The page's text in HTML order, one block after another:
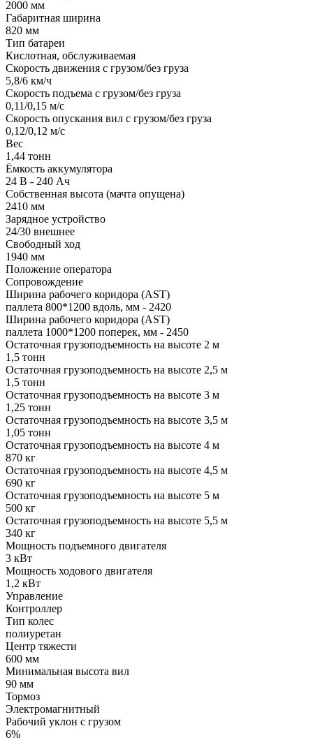
2000 мм
Габаритная ширина
820 мм
Тип батареи
Кислотная, обслуживаемая
Скорость движения с грузом/без груза
5,8/6 км/ч
Скорость подъема с грузом/без груза
0,11/0,15 м/с
Скорость опускания вил с грузом/без груза
0,12/0,12 м/с
Вес
1,44 тонн
Ёмкость аккумулятора
24 В - 240 Ач
Собственная высота (мачта опущена)
2410 мм
Зарядное устройство
24/30 внешнее
Свободный ход
1940 мм
Положение оператора
Сопровождение
Ширина рабочего коридора (AST)
паллета 800*1200 вдоль, мм - 2420
Ширина рабочего коридора (AST)
паллета 1000*1200 поперек, мм - 2450
Остаточная грузоподъемность на высоте 2 м
1,5 тонн
Остаточная грузоподъемность на высоте 2,5 м
1,5 тонн
Остаточная грузоподъемность на высоте 3 м
1,25 тонн
Остаточная грузоподъемность на высоте 3,5 м
1,05 тонн
Остаточная грузоподъемность на высоте 4 м
870 кг
Остаточная грузоподъемность на высоте 4,5 м
690 кг
Остаточная грузоподъемность на высоте 5 м
500 кг
Остаточная грузоподъемность на высоте 5,5 м
340 кг
Мощность подъемного двигателя
3 кВт
Мощность ходового двигателя
1,2 кВт
Управление
Контроллер
Тип колес
полиуретан
Центр тяжести
600 мм
Минимальная высота вил
90 мм
Тормоз
Электромагнитный
Рабочий уклон с грузом
6%